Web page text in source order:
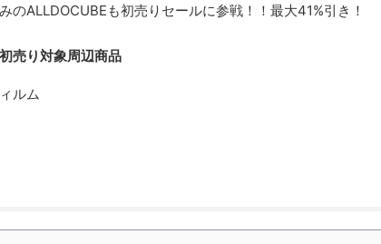
のALLDOCUBEも初売りセールに参戦！！最大41%引き！
売り対象周辺商品
ルム